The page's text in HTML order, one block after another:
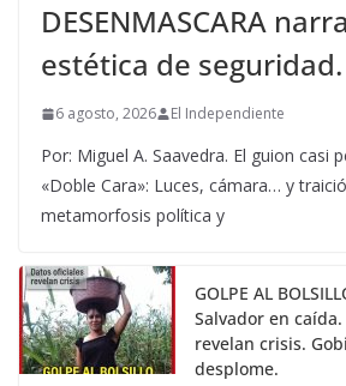
DESENMASCARA
estética de seguridad.
6 agosto, 2026 El Independiente
Por: Miguel A. Saavedra. El guion casi
«Doble Cara»: Luces, cámara… y
metamorfosis política y
GOLPE AL
Salvador en
revelan crisis.
desplome.